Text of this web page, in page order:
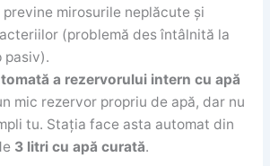
previne mirosurile neplăcute și
(problemă des întâlnită la
pasiv).
a rezervorului intern cu apă
mic rezervor propriu de apă, dar nu
tu. Stația face asta automat din
3 litri cu apă curată.